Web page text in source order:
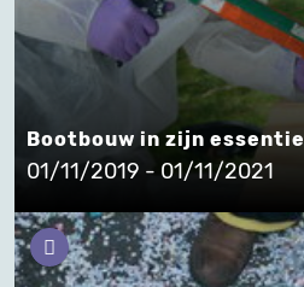
Bootbouw in zijn essentie
01/11/2019 - 01/11/2021